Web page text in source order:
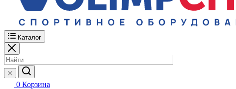
Каталог
0 Корзина